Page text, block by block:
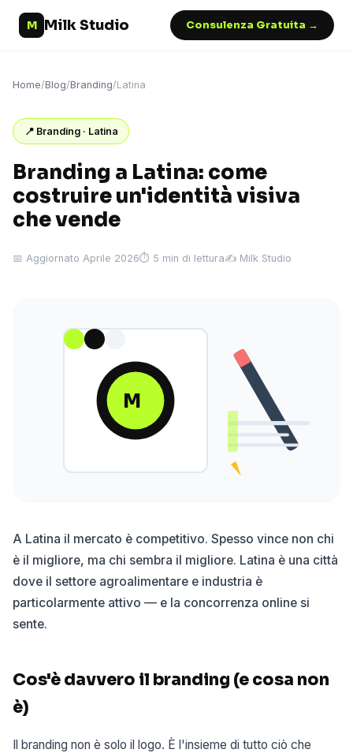
M Milk Studio Consulenza Gratuita →
Home/Blog/Branding/Latina
📍 Branding · Latina
Branding a Latina: come
costruire un'identità visiva
che vende
📅 Aggiornato Aprile 2026⏱ 5 min di lettura✍️ Milk Studio
M
A Latina il mercato è competitivo. Spesso vince non chi
è il migliore, ma chi sembra il migliore. Latina è una città
dove il settore agroalimentare e industria è
particolarmente attivo — e la concorrenza online si
sente.
Cos'è davvero il branding (e cosa non
è)
Il branding non è solo il logo. È l'insieme di tutto ciò che